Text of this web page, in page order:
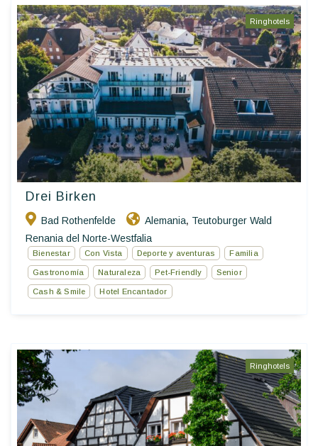
Ringhotels
Drei Birken
Bad Rothenfelde Alemania, Teutoburger Wald
Renania del Norte-Westfalia
Bienestar Con Vista Deporte y aventuras Familia
Gastronomía Naturaleza Pet-Friendly Senior
Cash & Smile Hotel Encantador
Ringhotels